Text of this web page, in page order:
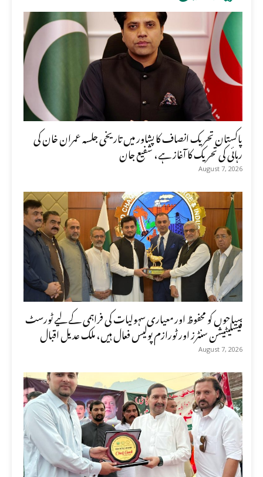
پاکستان تحریک انصاف کا پشاور میں تاریخی جلسہ عمران خان کی
رہائی کی تحریک کا آغاز ہے، شفیع جان
August 7, 2026
سیاحوں کو محفوظ اور معیاری سہولیات کی فراہمی کے لیے ٹورسٹ
فیسلیٹیشن سنٹرز اور ٹورازم پولیس فعال ہیں، ملک عدیل اقبال
August 7, 2026